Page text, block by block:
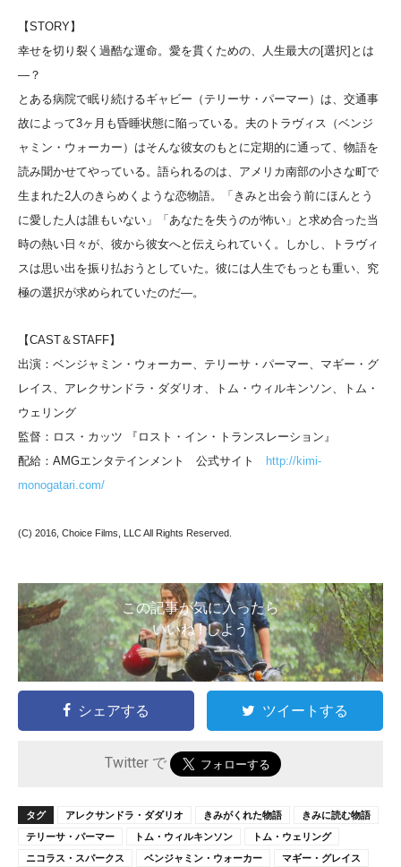
【STORY】
幸せを切り裂く過酷な運命。愛を貫くための、人生最大の[選択]とは
―？
とある病院で眠り続けるギャビー（テリーサ・パーマー）は、交通事
故によって3ヶ月も昏睡状態に陥っている。夫のトラヴィス（ベンジ
ャミン・ウォーカー）はそんな彼女のもとに定期的に通って、物語を
読み聞かせてやっている。語られるのは、アメリカ南部の小さな町で
生まれた2人のきらめくような恋物語。「きみと出会う前にほんとう
に愛した人は誰もいない」「あなたを失うのが怖い」と求め合った当
時の熱い日々が、彼から彼女へと伝えられていく。しかし、トラヴィ
スは思い出を振り払おうとしていた。彼には人生でもっとも重い、究
極の選択が求められていたのだ―。
【CAST＆STAFF】
出演：ベンジャミン・ウォーカー、テリーサ・パーマー、マギー・グ
レイス、アレクサンドラ・ダダリオ、トム・ウィルキンソン、トム・
ウェリング
監督：ロス・カッツ 『ロスト・イン・トランスレーション』
配給：AMGエンタテインメント 公式サイト http://kimi-
monogatari.com/
(C) 2016, Choice Films, LLC All Rights Reserved.
この記事が気に入ったら
いいね ! しよう
シェアする ツイートする
Twitter で
タグ アレクサンドラ・ダダリオ きみがくれた物語
きみに読む物語
テリーサ・パーマー
トム・ウィルキンソン
トム・ウェリング
ニコラス・スパークス
ベンジャミン・ウォーカー マギー・グレイス